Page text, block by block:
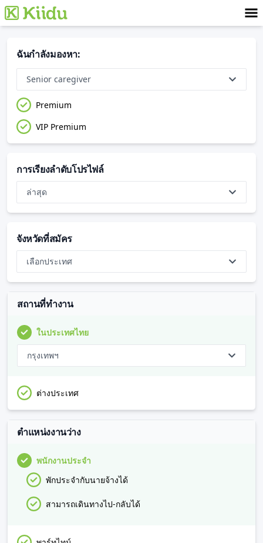
ฉันกำลังมองหา:
Senior caregiver
Premium
VIP Premium
การเรียงลำดับโปรไฟล์
ล่าสุด
จังหวัดที่สมัคร
เลือกประเทศ
สถานที่ทำงาน
ในประเทศไทย
กรุงเทพฯ
ต่างประเทศ
ตำแหน่งงานว่าง
พนักงานประจำ
พักประจำกับนายจ้างได้
สามารถเดินทางไป-กลับได้